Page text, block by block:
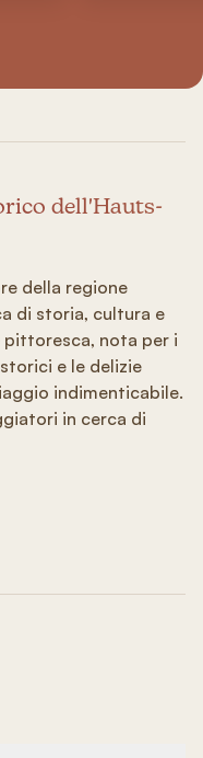
dell'Hauts-
della regione
di storia, cultura e
pittoresca, nota per i
e le delizie
indimenticabile.
in cerca di